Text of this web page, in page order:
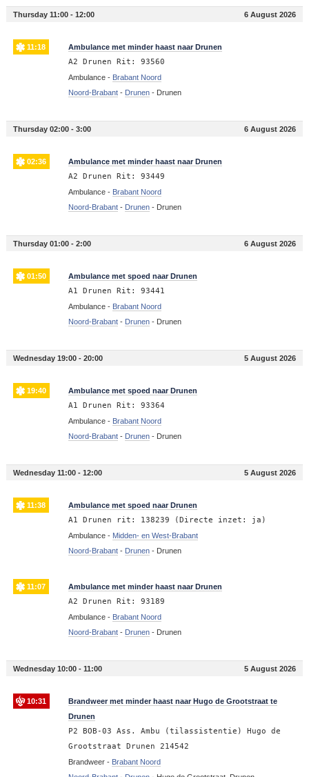
Thursday 11:00 - 12:00 6 August 2026
11:18 Ambulance met minder haast naar Drunen
A2 Drunen Rit: 93560
Ambulance - Brabant Noord
Noord-Brabant- Drunen- Drunen
Thursday 02:00 - 3:00 6 August 2026
02:36 Ambulance met minder haast naar Drunen
A2 Drunen Rit: 93449
Ambulance - Brabant Noord
Noord-Brabant- Drunen- Drunen
Thursday 01:00 - 2:00 6 August 2026
01:50 Ambulance met spoed naar Drunen
A1 Drunen Rit: 93441
Ambulance - Brabant Noord
Noord-Brabant- Drunen- Drunen
Wednesday 19:00 - 20:00 5 August 2026
19:40 Ambulance met spoed naar Drunen
A1 Drunen Rit: 93364
Ambulance - Brabant Noord
Noord-Brabant- Drunen- Drunen
Wednesday 11:00 - 12:00 5 August 2026
11:38 Ambulance met spoed naar Drunen
A1 Drunen rit: 138239 (Directe inzet: ja)
Ambulance - Midden- en West-Brabant
Noord-Brabant- Drunen- Drunen
11:07 Ambulance met minder haast naar Drunen
A2 Drunen Rit: 93189
Ambulance - Brabant Noord
Noord-Brabant- Drunen- Drunen
Wednesday 10:00 - 11:00 5 August 2026
10:31
Brandweer met minder haast naar Hugo de Grootstraat te
Drunen
P2 BOB-03 Ass. Ambu (tilassistentie) Hugo de
Grootstraat Drunen 214542
Brandweer - Brabant Noord